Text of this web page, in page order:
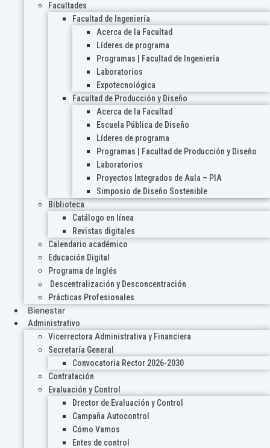
Facultades
Facultad de Ingeniería
Acerca de la Facultad
Líderes de programa
Programas | Facultad de Ingeniería
Laboratorios
Expotecnológica
Facultad de Producción y Diseño
Acerca de la Facultad
Escuela Pública de Diseño
Líderes de programa
Programas | Facultad de Producción y Diseño
Laboratorios
Proyectos Integrados de Aula – PIA
Simposio de Diseño Sostenible
Biblioteca
Catálogo en línea
Revistas digitales
Calendario académico
Educación Digital
Programa de Inglés
Descentralización y Desconcentración
Prácticas Profesionales
Bienestar
Administrativo
Vicerrectora Administrativa y Financiera
Secretaría General
Convocatoria Rector 2026-2030
Contratación
Evaluación y Control
Drector de Evaluación y Control
Campaña Autocontrol
Cómo Vamos
Entes de control